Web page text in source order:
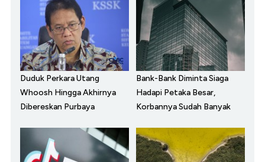
Duduk Perkara Utang
Whoosh Hingga Akhirnya
Dibereskan Purbaya
Bank-Bank Diminta Siaga
Hadapi Petaka Besar,
Korbannya Sudah Banyak